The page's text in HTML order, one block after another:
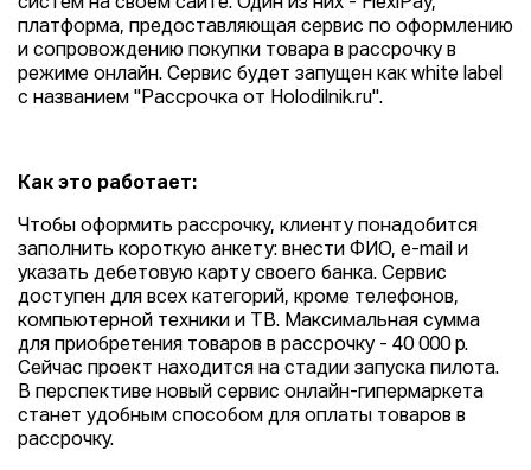
платформа, предоставляющая сервис по оформлению
и сопровождению покупки товара в рассрочку в
режиме онлайн. Сервис будет запущен как white label
с названием "Рассрочка от Holodilnik.ru".
Как это работает:
Чтобы оформить рассрочку, клиенту понадобится
заполнить короткую анкету: внести ФИО, e-mail и
указать дебетовую карту своего банка. Сервис
доступен для всех категорий, кроме телефонов,
компьютерной техники и ТВ. Максимальная сумма
для приобретения товаров в рассрочку - 40 000 р.
Сейчас проект находится на стадии запуска пилота.
В перспективе новый сервис онлайн-гипермаркета
станет удобным способом для оплаты товаров в
рассрочку.